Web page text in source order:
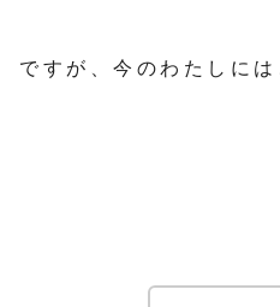
ですが、今のわたしに